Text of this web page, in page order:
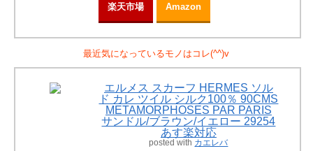
楽天市場 Amazon
最近気になっているモノはコレ(^^)v
エルメス スカーフ HERMES ソル
ド カレ ツイル シルク100％ 90CMS
METAMORPHOSES PAR PARIS
サンドル/ブラウン/イエロー 29254
あす楽対応
posted with カエレバ